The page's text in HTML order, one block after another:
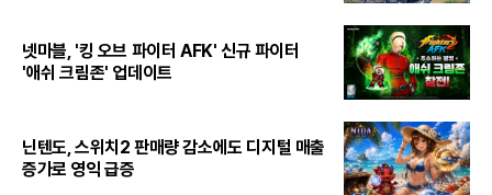
넷마블, '킹 오브 파이터 AFK' 신규 파이터
'애쉬 크림존' 업데이트
닌텐도, 스위치2 판매량 감소에도 디지털 매출
증가로 영익 급증